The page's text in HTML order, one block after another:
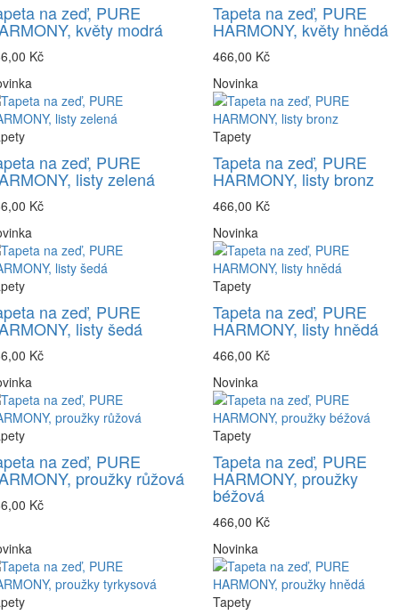
na zeď, PURE
květy modrá
Kč
Tapeta na zeď, PURE
HARMONY, květy hnědá
466,00 Kč
na zeď, PURE
listy zelená
Kč
Novinka
Tapety
Tapeta na zeď, PURE
HARMONY, listy bronz
466,00 Kč
na zeď, PURE
listy šedá
Kč
Novinka
Tapety
Tapeta na zeď, PURE
HARMONY, listy hnědá
466,00 Kč
na zeď, PURE
proužky růžová
Kč
Novinka
Tapety
Tapeta na zeď, PURE
HARMONY, proužky
béžová
466,00 Kč
Novinka
Tapety